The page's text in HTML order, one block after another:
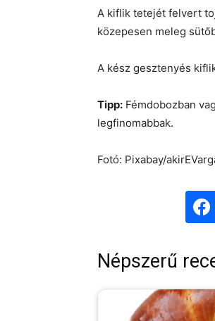
A kiflik tetejét felvert
közepesen meleg
A kész gesztenyés
Tipp: Fémdobozban
legfinomabbak.
Fotó: Pixabay/
Népszerű